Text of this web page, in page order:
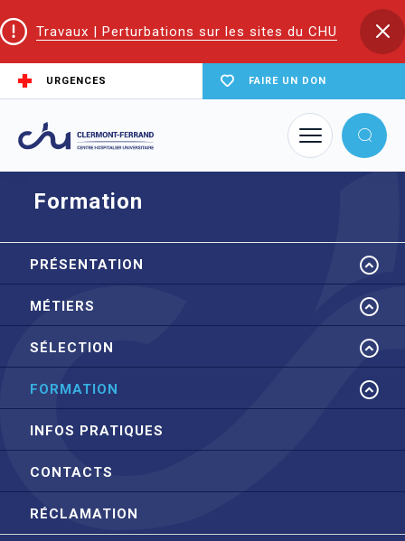
Travaux | Perturbations sur les sites du CHU
URGENCES FAIRE UN DON
Accueil
EIFS | Écoles et Instituts de Formation en Santé
ESF
Formation
Formation
PRÉSENTATION
MÉTIERS
SÉLECTION
FORMATION
INFOS PRATIQUES
CONTACTS
RÉCLAMATION